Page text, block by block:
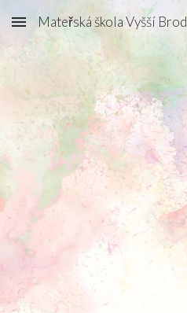
Skip to main content
Mateřská škola Vyšší Brod